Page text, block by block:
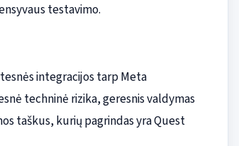
testavimo.
integracijos tarp Meta
techninė rizika, geresnis valdymas
taškus, kurių pagrindas yra Quest